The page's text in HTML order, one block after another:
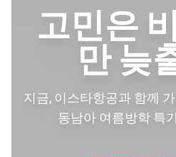
고민은
만 늦
지금, 이스타항공과 함께
동남아 여름방학 특